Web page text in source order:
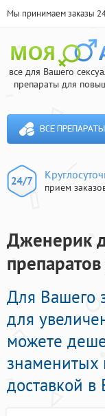
Мы принимаем заказы 24
все для Вашего
препараты для
ВСЕ ПРЕПАРАТЫ
прием
Дженерик
Для Вашего
для
можете
знаменитых
доставкой в